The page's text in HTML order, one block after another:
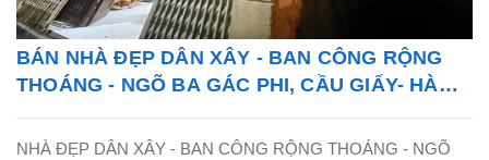
BÁN NHÀ ĐẸP DÂN XÂY - BAN CÔNG RỘNG
THOÁNG - NGÕ BA GÁC PHI, CẦU GIẤY- HÀ
NHÀ ĐẸP DÂN XÂY - BAN CÔNG RỘNG THOÁNG - NGÕ